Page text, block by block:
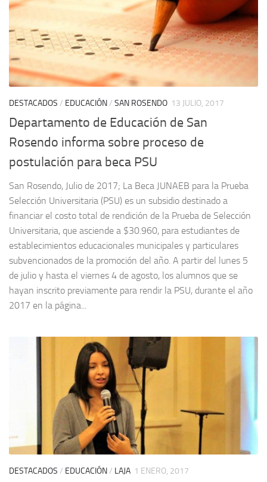
DESTACADOS / EDUCACIÓN/ SAN ROSENDO 13 JULIO, 2017
Departamento de Educación de San
Rosendo informa sobre proceso de
postulación para beca PSU
San Rosendo, Julio de 2017; La Beca JUNAEB para la Prueba
Selección Universitaria (PSU) es un subsidio destinado a
financiar el costo total de rendición de la Prueba de Selección
Universitaria, que asciende a $30.960, para estudiantes de
establecimientos educacionales municipales y particulares
subvencionados de la promoción del año. A partir del lunes 5
de julio y hasta el viernes 4 de agosto, los alumnos que se
hayan inscrito previamente para rendir la PSU, durante el año
2017 en la página...
DESTACADOS / EDUCACIÓN/ LAJA 1 ENERO, 2017